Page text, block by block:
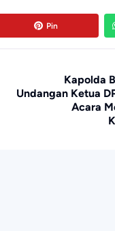
Pin
Kapolda
Undangan Ketua
Acara